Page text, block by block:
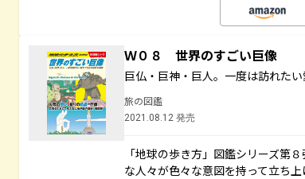
Ｗ０８ 世界のすごい巨像
巨仏・巨神・巨人。一度は訪れた
旅の図鑑
2021.08.12 発売
「地球の歩き方」図鑑シリーズ第
な人々が色々な意図を持って立ち上